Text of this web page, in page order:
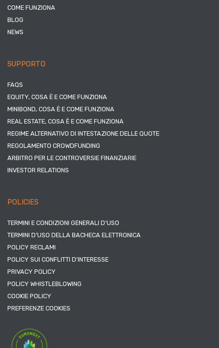
COME FUNZIONA
BLOG
NEWS
SUPPORTO
FAQS
EQUITY, COSA È E COME FUNZIONA
MINIBOND, COSA È E COME FUNZIONA
REAL ESTATE, COSA È E COME FUNZIONA
REGIME ALTERNATIVO DI INTESTAZIONE DELLE QUOTE
REGOLAMENTO CROWDFUNDING
ARBITRO PER LE CONTROVERSIE FINANZIARIE
INVESTOR RELATIONS
POLICIES
TERMINI E CONDIZIONI GENERALI D’USO
TERMINI D’USO DELLA BACHECA ELETTRONICA
POLICY RECLAMI
POLICY SUI CONFLITTI D’INTERESSE
PRIVACY POLICY
POLICY WHISTLEBLOWING
COOKIE POLICY
PREFERENZE COOKIES